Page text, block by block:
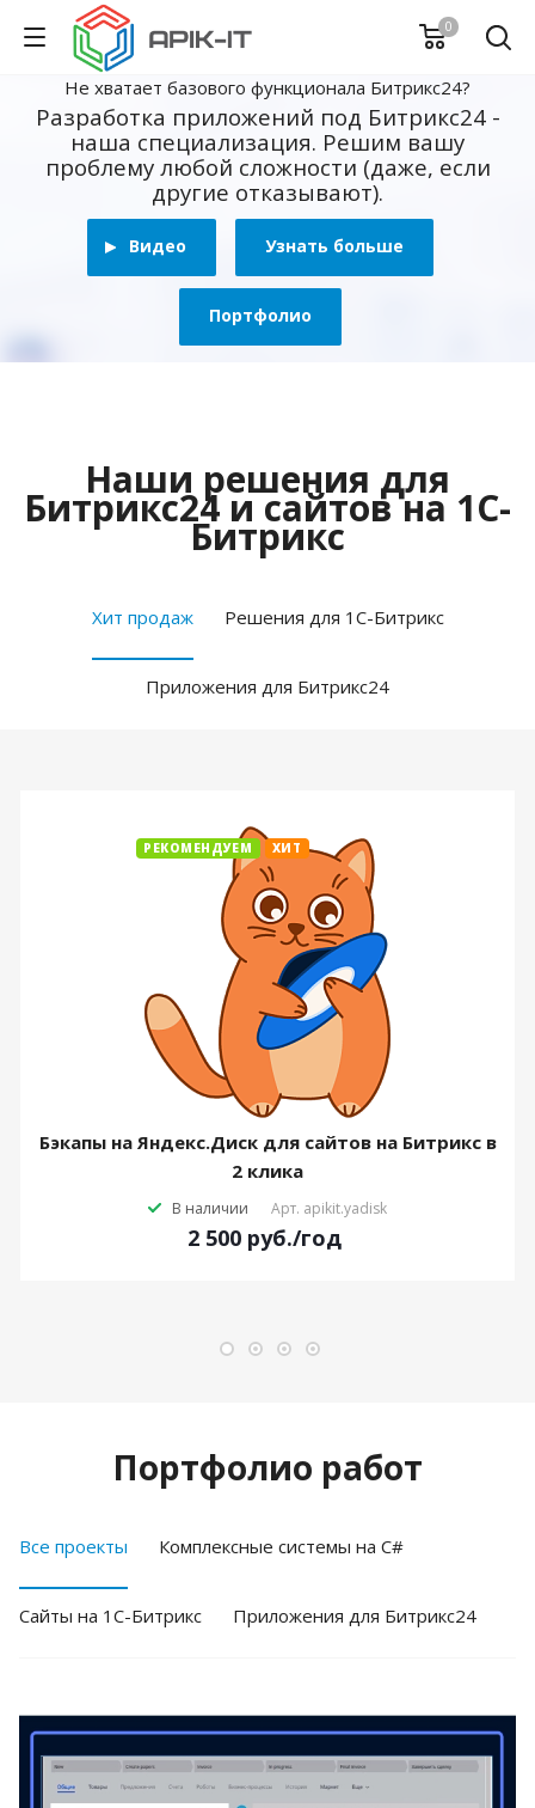
0
Не хватает базового функционала Битрикс24?
Разработка приложений под Битрикс24 -
наша специализация. Решим вашу
проблему любой сложности (даже, если
другие отказывают).
Видео Узнать больше
Портфолио
Наши решения для
Битрикс24 и сайтов на 1С-
Битрикс
Хит продаж Решения для 1С-Битрикс
Приложения для Битрикс24
РЕКОМЕНДУЕМ ХИТ
Бэкапы на Яндекс.Диск для сайтов на Битрикс в
2 клика
В наличии Арт. apikit.yadisk
2 500 руб./год
Портфолио работ
Все проекты Комплексные системы на C#
Cайты на 1С-Битрикс Приложения для Битрикс24